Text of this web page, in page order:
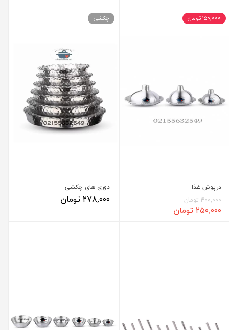
درپوش غذا
۴۰۰,۰۰۰ تومان
۲۵۰,۰۰۰ تومان
۱۵۰,۰۰۰ تومان
دوری های چکشی
۲۷۸,۰۰۰ تومان
چکشی